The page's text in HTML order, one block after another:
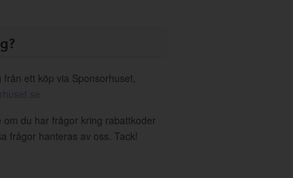
ett köp via Sponsorhuset,
du har frågor kring rabattkoder
frågor hanteras av oss. Tack!